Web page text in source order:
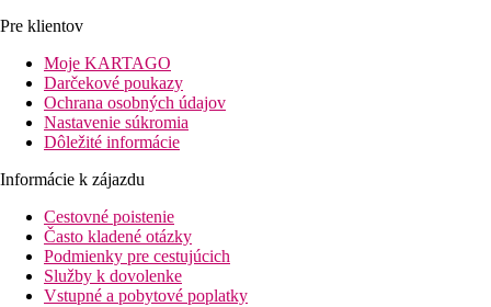
Pre klientov
Moje KARTAGO
Darčekové poukazy
Ochrana osobných údajov
Nastavenie súkromia
Dôležité informácie
Informácie k zájazdu
Cestovné poistenie
Často kladené otázky
Podmienky pre cestujúcich
Služby k dovolenke
Vstupné a pobytové poplatky